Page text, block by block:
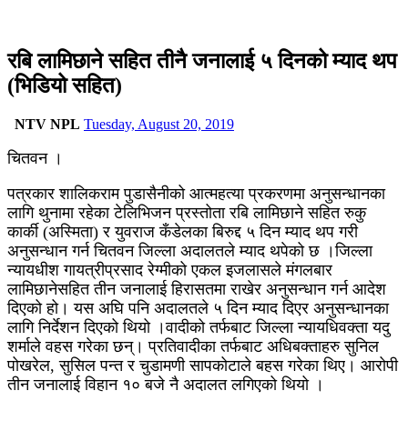
रबि लामिछाने सहित तीनै जनालाई ५ दिनको म्याद थप
(भिडियो सहित)
NTV NPL Tuesday, August 20, 2019
चितवन ।
पत्रकार शालिकराम पुडासैनीको आत्महत्या प्रकरणमा अनुसन्धानका
लागि थुनामा रहेका टेलिभिजन प्रस्तोता रबि लामिछाने सहित रुकु
कार्की (अस्मिता) र युवराज कँडेलका बिरुद्द ५ दिन म्याद थप गरी
अनुसन्धान गर्न चितवन जिल्ला अदालतले म्याद थपेको छ ।जिल्ला
न्यायधीश गायत्रीप्रसाद रेग्मीको एकल इजलासले मंगलबार
लामिछानेसहित तीन जनालाई हिरासतमा राखेर अनुसन्धान गर्न आदेश
दिएको हो। यस अघि पनि अदालतले ५ दिन म्याद दिएर अनुसन्धानका
लागि निर्देशन दिएको थियो ।वादीको तर्फबाट जिल्ला न्यायधिवक्ता यदु
शर्माले वहस गरेका छन्। प्रतिवादीका तर्फबाट अधिबक्ताहरु सुनिल
पोखरेल, सुसिल पन्त र चुडामणी सापकोटाले बहस गरेका थिए। आरोपी
तीन जनालाई विहान १० बजे नै अदालत लगिएको थियो ।